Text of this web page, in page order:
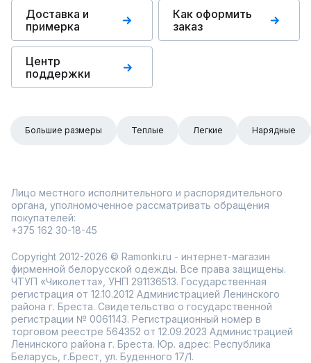
Доставка и
примерка
Как оформить
заказ
Центр
поддержки
Большие размеры Теплые Легкие Нарядные
Лицо местного исполнительного и распорядительного
органа, уполномоченное рассматривать обращения
покупателей:
+375 162 30-18-45
Copyright 2012-2026 © Ramonki.ru - интернет-магазин
фирменной белорусской одежды. Все права защищены.
ЧТУП «Чиколетта», УНП 291136513. Государственная
регистрация от 12.10.2012 Администрацией Ленинского
района г. Бреста. Свидетельство о государственной
регистрации № 0061143. Регистрационный номер в
торговом реестре 564352 от 12.09.2023 Администрацией
Ленинского района г. Бреста. Юр. адрес: Республика
Беларусь, г.Брест, ул. Буденного 17/1.